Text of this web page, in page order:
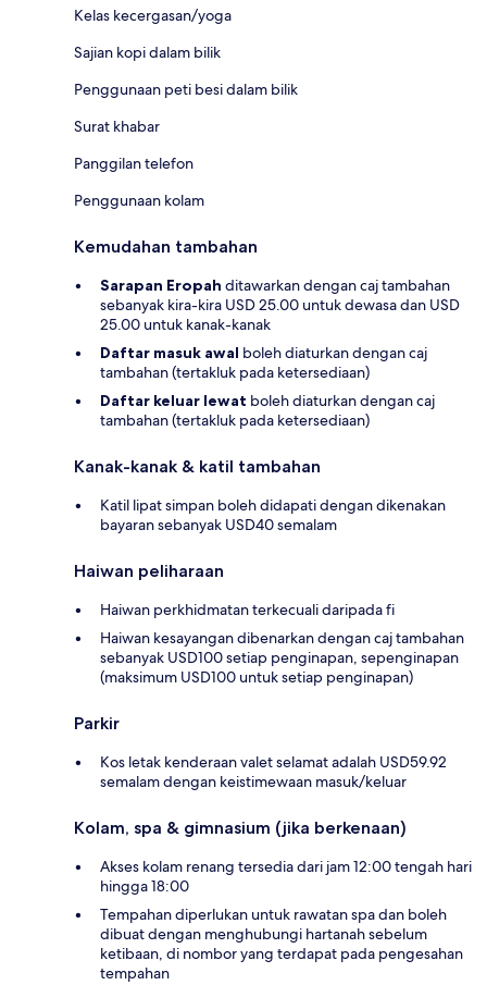
Kelas kecergasan/yoga
Sajian kopi dalam bilik
Penggunaan peti besi dalam bilik
Surat khabar
Panggilan telefon
Penggunaan kolam
Kemudahan tambahan
Sarapan Eropah ditawarkan dengan caj tambahan
sebanyak kira-kira USD 25.00 untuk dewasa dan USD
25.00 untuk kanak-kanak
Daftar masuk awal boleh diaturkan dengan caj
tambahan (tertakluk pada ketersediaan)
Daftar keluar lewat boleh diaturkan dengan caj
tambahan (tertakluk pada ketersediaan)
Kanak-kanak & katil tambahan
Katil lipat simpan boleh didapati dengan dikenakan
bayaran sebanyak USD40 semalam
Haiwan peliharaan
Haiwan perkhidmatan terkecuali daripada fi
Haiwan kesayangan dibenarkan dengan caj tambahan
sebanyak USD100 setiap penginapan, sepenginapan
(maksimum USD100 untuk setiap penginapan)
Parkir
Kos letak kenderaan valet selamat adalah USD59.92
semalam dengan keistimewaan masuk/keluar
Kolam, spa & gimnasium (jika berkenaan)
Akses kolam renang tersedia dari jam 12:00 tengah hari
hingga 18:00
Tempahan diperlukan untuk rawatan spa dan boleh
dibuat dengan menghubungi hartanah sebelum
ketibaan, di nombor yang terdapat pada pengesahan
tempahan